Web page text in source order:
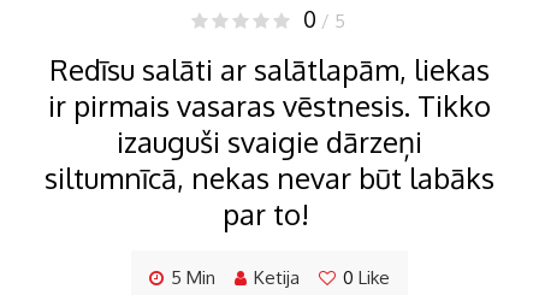
0 / 5
Redīsu salāti ar salātlapām, liekas
ir pirmais vasaras vēstnesis. Tikko
izauguši svaigie dārzeņi
siltumnīcā, nekas nevar būt labāks
par to!
5 Min Ketija 0 Like